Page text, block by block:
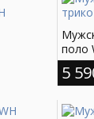
поло
5